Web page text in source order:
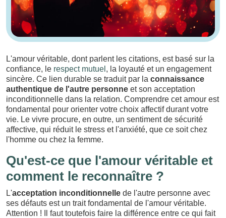
L'amour véritable, dont parlent les citations, est basé sur la
confiance, le respect mutuel , la loyauté et un engagement
sincère. Ce lien durable se traduit par la connaissance
authentique de l'autre personne et son acceptation
inconditionnelle dans la relation. Comprendre cet amour est
fondamental pour orienter votre choix affectif durant votre
vie. Le vivre procure, en outre, un sentiment de sécurité
affective, qui réduit le stress et l'anxiété, que ce soit chez
l'homme ou chez la femme.
Qu'est-ce que l'amour véritable et
comment le reconnaître ?
L'acceptation inconditionnelle de l'autre personne avec
ses défauts est un trait fondamental de l'amour véritable.
Attention ! Il faut toutefois faire la différence entre ce qui fait